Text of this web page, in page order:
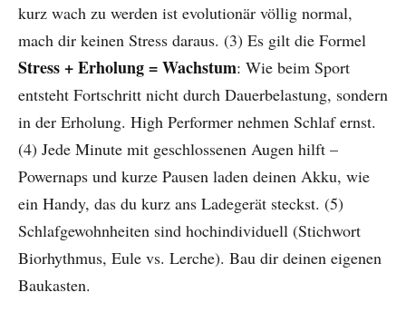
kurz wach zu werden ist evolutionär völlig normal,
mach dir keinen Stress daraus. (3) Es gilt die Formel
Stress + Erholung = Wachstum: Wie beim Sport
entsteht Fortschritt nicht durch Dauerbelastung, sondern
in der Erholung. High Performer nehmen Schlaf ernst.
(4) Jede Minute mit geschlossenen Augen hilft –
Powernaps und kurze Pausen laden deinen Akku, wie
ein Handy, das du kurz ans Ladegerät steckst. (5)
Schlafgewohnheiten sind hochindividuell (Stichwort
Biorhythmus, Eule vs. Lerche). Bau dir deinen eigenen
Baukasten.